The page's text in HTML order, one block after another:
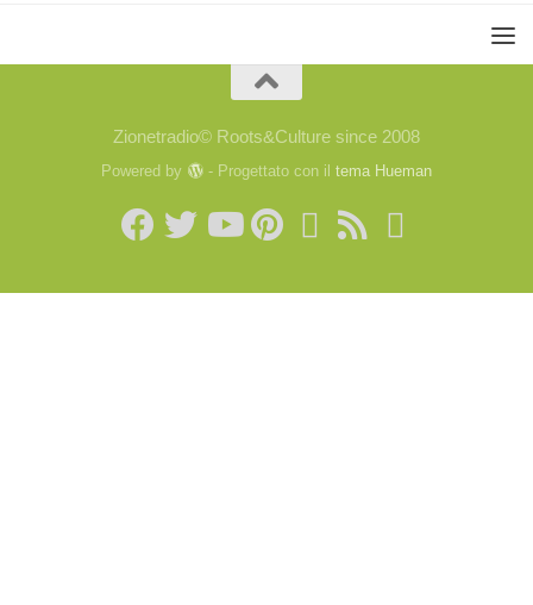
Zionetradio© Roots&Culture since 2008
Powered by - Progettato con il tema Hueman